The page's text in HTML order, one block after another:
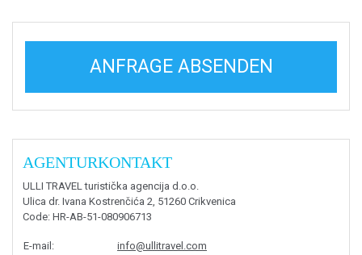
ANFRAGE ABSENDEN
AGENTURKONTAKT
ULLI TRAVEL turistička agencija d.o.o.
Ulica dr. Ivana Kostrenčića 2, 51260 Crikvenica
Code: HR-AB-51-080906713
E-mail :
info@ullitravel.com